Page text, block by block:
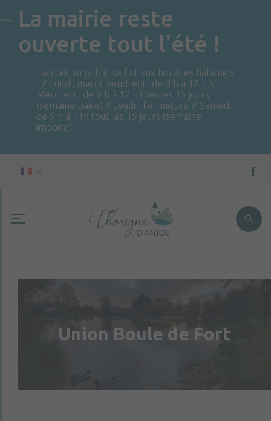
La mairie reste
ouverte tout l'été !
L'accueil au public se fait aux horaires habituels
: # Lundi, mardi, vendredi : de 9 h à 12 h #
Mercredi : de 9 h à 12 h tous les 15 jours
(semaine paire) # Jeudi : fermeture # Samedi :
de 9 h à 11h tous les 15 jours (semaine
impaire)
Union Boule de Fort